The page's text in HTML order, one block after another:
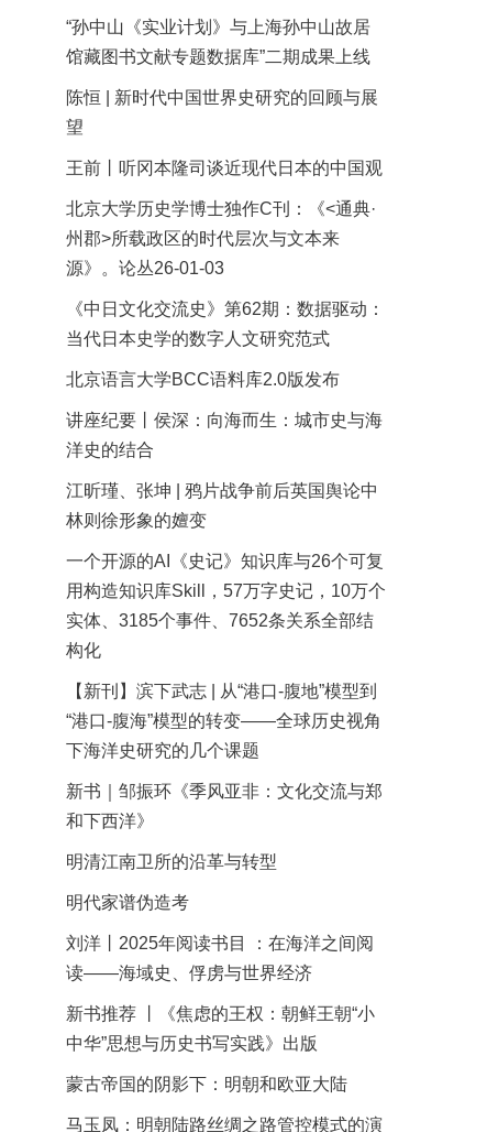
“孙中山《实业计划》与上海孙中山故居
馆藏图书文献专题数据库”二期成果上线
陈恒 | 新时代中国世界史研究的回顾与展
望
王前丨听冈本隆司谈近现代日本的中国观
北京大学历史学博士独作C刊：《<通典·
州郡>所载政区的时代层次与文本来
源》。论丛26-01-03
《中日文化交流史》第62期：数据驱动：
当代日本史学的数字人文研究范式
北京语言大学BCC语料库2.0版发布
讲座纪要丨侯深：向海而生：城市史与海
洋史的结合
江昕瑾、张坤 | 鸦片战争前后英国舆论中
林则徐形象的嬗变
一个开源的AI《史记》知识库与26个可复
用构造知识库Skill，57万字史记，10万个
实体、3185个事件、7652条关系全部结
构化
【新刊】滨下武志 | 从“港口-腹地”模型到
“港口-腹海”模型的转变——全球历史视角
下海洋史研究的几个课题
新书｜邹振环《季风亚非：文化交流与郑
和下西洋》
明清江南卫所的沿革与转型
明代家谱伪造考
刘洋丨2025年阅读书目 ：在海洋之间阅
读——海域史、俘虏与世界经济
新书推荐 丨《焦虑的王权：朝鲜王朝“小
中华”思想与历史书写实践》出版
蒙古帝国的阴影下：明朝和欧亚大陆
马玉凤：明朝陆路丝绸之路管控模式的演